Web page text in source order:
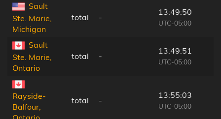
Sault
Ste. Marie,
Michigan
total -
13:49:50
UTC-05:00
Sault
Ste. Marie,
Ontario
total -
13:49:51
UTC-05:00
Rayside-
Balfour,
total -
13:55:03
UTC-05:00